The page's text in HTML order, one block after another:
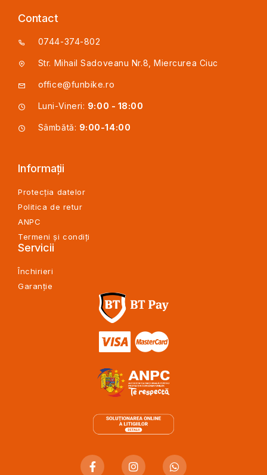
Contact
0744-374-802
Str. Mihail Sadoveanu Nr.8, Miercurea Ciuc
office@funbike.ro
Luni-Vineri: 9:00 - 18:00
Sâmbătă: 9:00-14:00
Informații
Protecția datelor
Politica de retur
ANPC
Termeni și condiți
Servicii
Închirieri
Garanție